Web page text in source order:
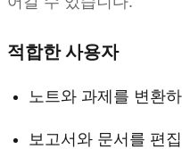
적합한 사용자
노트와 과제를 변환
보고서와 문서를 편